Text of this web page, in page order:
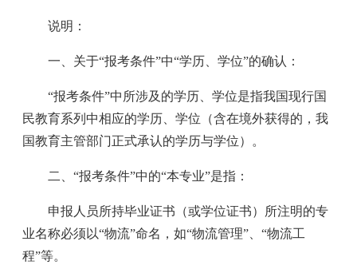
说明：
一、关于“报考条件”中“学历、学位”的确认：
“报考条件”中所涉及的学历、学位是指我国现行国
民教育系列中相应的学历、学位（含在境外获得的，我
国教育主管部门正式承认的学历与学位）。
二、“报考条件”中的“本专业”是指：
申报人员所持毕业证书（或学位证书）所注明的专
业名称必须以“物流”命名，如“物流管理”、“物流工
程”等。